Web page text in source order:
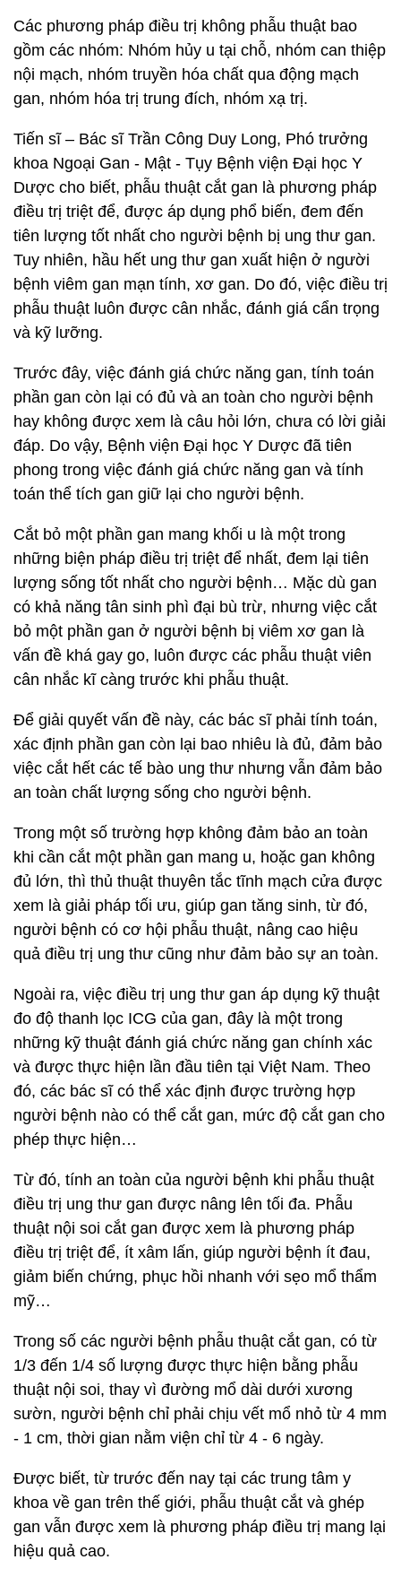
Các phương pháp điều trị không phẫu thuật bao
gồm các nhóm: Nhóm hủy u tại chỗ, nhóm can thiệp
nội mạch, nhóm truyền hóa chất qua động mạch
gan, nhóm hóa trị trung đích, nhóm xạ trị.
Tiến sĩ – Bác sĩ Trần Công Duy Long, Phó trưởng
khoa Ngoại Gan - Mật - Tụy Bệnh viện Đại học Y
Dược cho biết, phẫu thuật cắt gan là phương pháp
điều trị triệt để, được áp dụng phổ biến, đem đến
tiên lượng tốt nhất cho người bệnh bị ung thư gan.
Tuy nhiên, hầu hết ung thư gan xuất hiện ở người
bệnh viêm gan mạn tính, xơ gan. Do đó, việc điều trị
phẫu thuật luôn được cân nhắc, đánh giá cẩn trọng
và kỹ lưỡng.
Trước đây, việc đánh giá chức năng gan, tính toán
phần gan còn lại có đủ và an toàn cho người bệnh
hay không được xem là câu hỏi lớn, chưa có lời giải
đáp. Do vậy, Bệnh viện Đại học Y Dược đã tiên
phong trong việc đánh giá chức năng gan và tính
toán thể tích gan giữ lại cho người bệnh.
Cắt bỏ một phần gan mang khối u là một trong
những biện pháp điều trị triệt để nhất, đem lại tiên
lượng sống tốt nhất cho người bệnh… Mặc dù gan
có khả năng tân sinh phì đại bù trừ, nhưng việc cắt
bỏ một phần gan ở người bệnh bị viêm xơ gan là
vấn đề khá gay go, luôn được các phẫu thuật viên
cân nhắc kĩ càng trước khi phẫu thuật.
Để giải quyết vấn đề này, các bác sĩ phải tính toán,
xác định phần gan còn lại bao nhiêu là đủ, đảm bảo
việc cắt hết các tế bào ung thư nhưng vẫn đảm bảo
an toàn chất lượng sống cho người bệnh.
Trong một số trường hợp không đảm bảo an toàn
khi cần cắt một phần gan mang u, hoặc gan không
đủ lớn, thì thủ thuật thuyên tắc tĩnh mạch cửa được
xem là giải pháp tối ưu, giúp gan tăng sinh, từ đó,
người bệnh có cơ hội phẫu thuật, nâng cao hiệu
quả điều trị ung thư cũng như đảm bảo sự an toàn.
Ngoài ra, việc điều trị ung thư gan áp dụng kỹ thuật
đo độ thanh lọc ICG của gan, đây là một trong
những kỹ thuật đánh giá chức năng gan chính xác
và được thực hiện lần đầu tiên tại Việt Nam. Theo
đó, các bác sĩ có thể xác định được trường hợp
người bệnh nào có thể cắt gan, mức độ cắt gan cho
phép thực hiện…
Từ đó, tính an toàn của người bệnh khi phẫu thuật
điều trị ung thư gan được nâng lên tối đa. Phẫu
thuật nội soi cắt gan được xem là phương pháp
điều trị triệt để, ít xâm lấn, giúp người bệnh ít đau,
giảm biến chứng, phục hồi nhanh với sẹo mổ thẩm
mỹ…
Trong số các người bệnh phẫu thuật cắt gan, có từ
1/3 đến 1/4 số lượng được thực hiện bằng phẫu
thuật nội soi, thay vì đường mổ dài dưới xương
sườn, người bệnh chỉ phải chịu vết mổ nhỏ từ 4 mm
- 1 cm, thời gian nằm viện chỉ từ 4 - 6 ngày.
Được biết, từ trước đến nay tại các trung tâm y
khoa về gan trên thế giới, phẫu thuật cắt và ghép
gan vẫn được xem là phương pháp điều trị mang lại
hiệu quả cao.